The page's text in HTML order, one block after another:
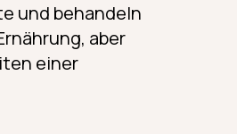
und behandeln
aber
einer